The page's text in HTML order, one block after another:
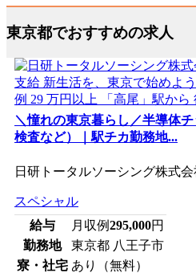
東京都でおすすめの求人
＼憧れの東京暮らし／半導体
検査など）｜駅チカ勤務地...
日研トータルソーシング株式
スペシャル
給与
月収例295,000円
勤務地
東京都 八王子市
寮・社宅 あり（無料）